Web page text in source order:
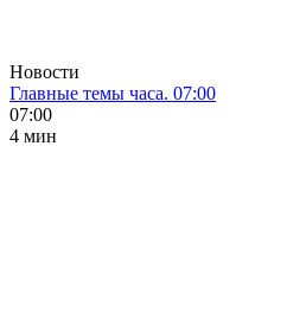
Новости
Главные темы часа. 07:00
07:00
4 мин